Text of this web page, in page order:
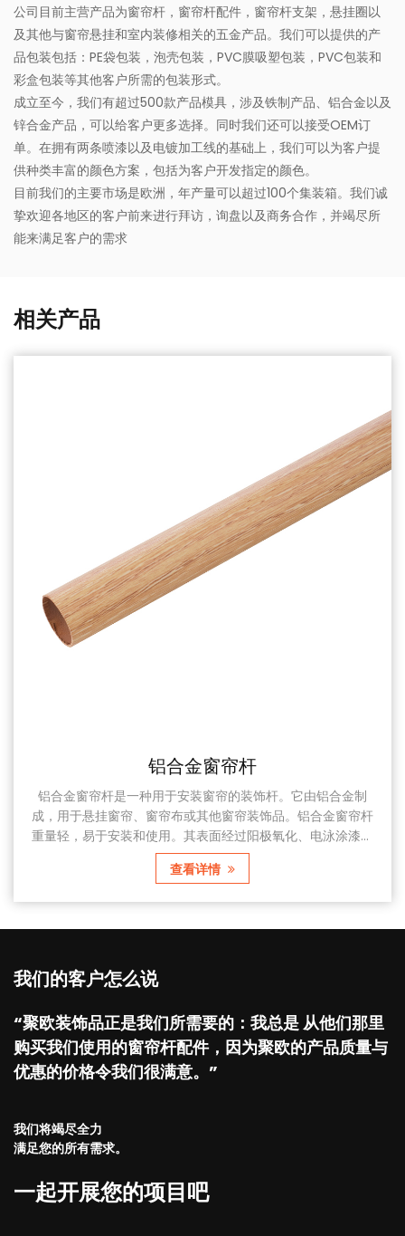
公司目前主营产品为窗帘杆，窗帘杆配件，窗帘杆支架，悬挂圈以
及其他与窗帘悬挂和室内装修相关的五金产品。我们可以提供的产
品包装包括：PE袋包装，泡壳包装，PVC膜吸塑包装，PVC包装和
彩盒包装等其他客户所需的包装形式。
成立至今，我们有超过500款产品模具，涉及铁制产品、铝合金以及
锌合金产品，可以给客户更多选择。同时我们还可以接受OEM订
单。在拥有两条喷漆以及电镀加工线的基础上，我们可以为客户提
供种类丰富的颜色方案，包括为客户开发指定的颜色。
目前我们的主要市场是欧洲，年产量可以超过100个集装箱。我们诚
挚欢迎各地区的客户前来进行拜访，询盘以及商务合作，并竭尽所
能来满足客户的需求
相关产品
铝合金窗帘杆
窗帘杆是一种用于安装窗帘的装饰杆。它由铝合金制
于悬挂窗帘、窗帘布或其他窗帘装饰品。铝合金窗帘杆
，易于安装和使用。其表面经过阳极氧化、电泳涂漆或
涂处理，具有良好的装饰效果。铝合金窗帘杆由多个部
，包括杆体、支架、挂环、连接件等。主要部分是一根
我们的客户怎么说
“聚欧装饰品正是我们所需要的：我总是 从他们那里
购买我们使用的窗帘杆配件，因为聚欧的产品质量与
优惠的价格令我们很满意。”
我们将竭尽全力
满足您的所有需求。
一起开展您的项目吧